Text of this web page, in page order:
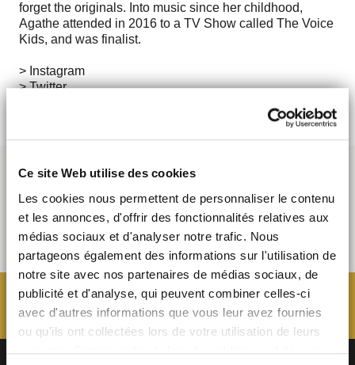
Ce site Web utilise des cookies
Les cookies nous permettent de personnaliser le contenu
et les annonces, d'offrir des fonctionnalités relatives aux
médias sociaux et d'analyser notre trafic. Nous
partageons également des informations sur l'utilisation de
notre site avec nos partenaires de médias sociaux, de
publicité et d'analyse, qui peuvent combiner celles-ci
avec d'autres informations que vous leur avez fournies
ou qu'ils ont collectées lors de votre utilisation de leurs
forget the originals. Into music since her childhood,
Agathe attended in 2016 to a TV Show called The Voice
Kids, and was finalist.
> Instagram
> Twitter